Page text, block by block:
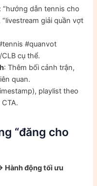
: “hướng dẫn tennis cho
giải quần vợt
#quanvot
cụ thể.
: Thêm bối cảnh trận,
quan.
playlist theo
“đăng cho
Hành động tối ưu